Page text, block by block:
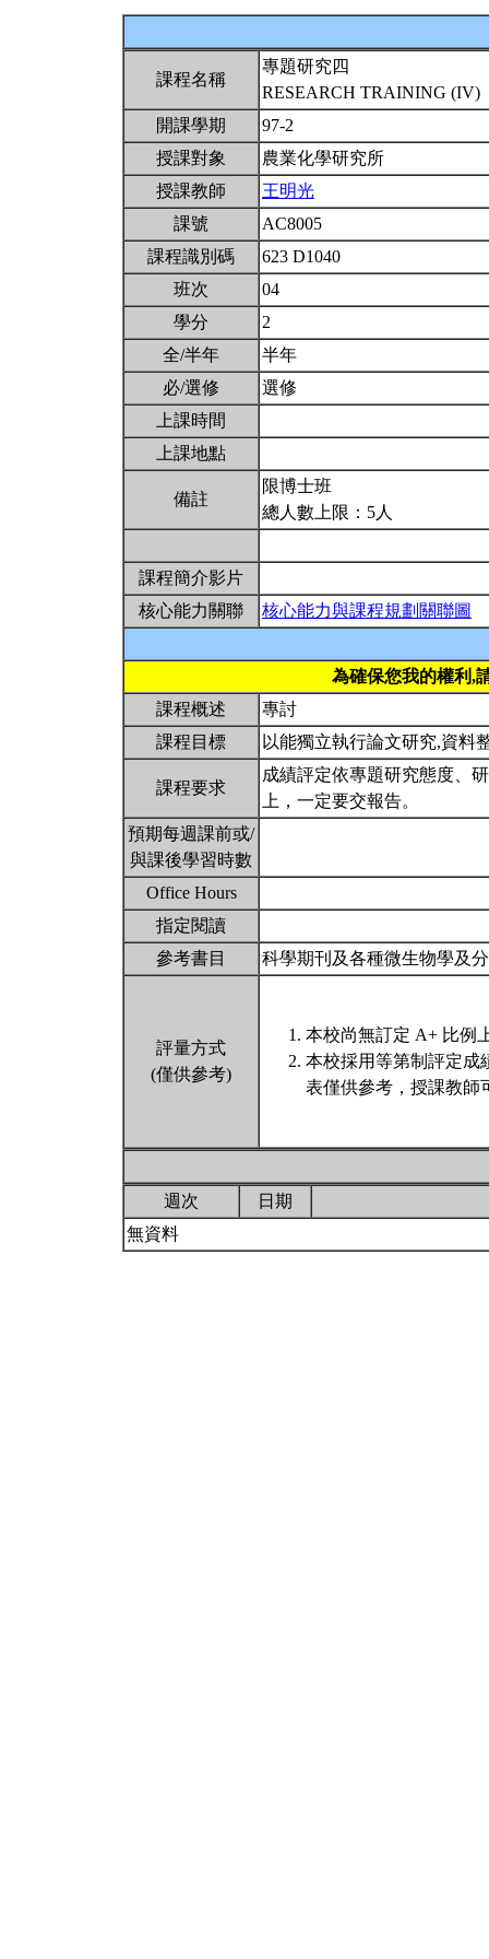
課程名稱
專題研究四
RESEARCH TRAINING (IV)
開課學期
97-2
授課對象
農業化學研究所
授課教師
王明光
課號
AC8005
課程識別碼
623 D1040
班次
04
學分
2
全/半年
半年
必/選修
選修
上課時間
上課地點
備註
限博士班
總人數上限：5人
課程簡介影片
核心能力關聯
核心能力與課程規劃關聯圖
為確保您我的權利,
課程概述
專討
課程目標
以能獨立執行論文研究,資料
課程要求
成績評定依專題研究態度、
上，一定要交報告。
預期每週課前或/
與課後學習時數
Office Hours
指定閱讀
參考書目
科學期刊及各種微生物學及
評量方式
(僅供參考)
本校尚無訂定 A+ 比例
本校採用等第制評定成
表僅供參考，授課教師
週次
日期
無資料